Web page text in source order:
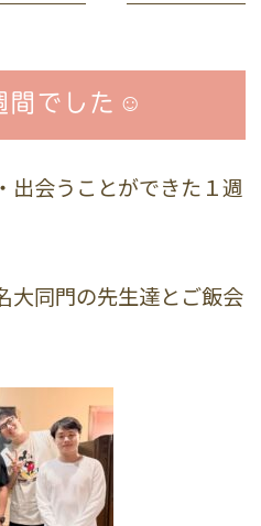
間でした☺️
出会うことができた１週
大同門の先生達とご飯会